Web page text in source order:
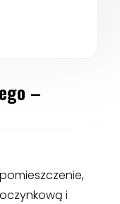
–
i